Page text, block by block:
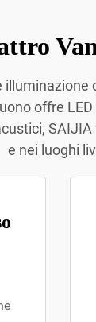
offre
e nei luoghi